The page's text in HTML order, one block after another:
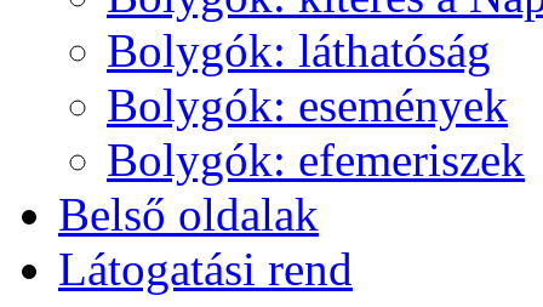
Boly­gók: lát­ha­tó­ság
Boly­gók: ese­mé­nyek
Boly­gók: efe­me­ri­szek
Bel­ső ol­da­lak
Lá­to­ga­tá­si rend